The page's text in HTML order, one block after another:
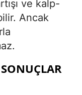
ve kalp-
Ancak